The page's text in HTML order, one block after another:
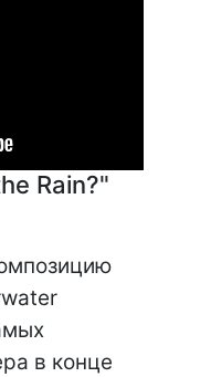
Rain?"
в конце